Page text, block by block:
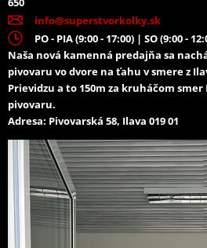
info@superstvorkolky.sk
PO - PIA (9:00 - 17:00) | SO (9:00 -
Naša nová kamenná predajňa sa
pivovaru vo dvore na ťahu v smere z
Prievidzu a to 150m za kruháčom smer
pivovaru.
Adresa: Pivovarská 58, Ilava 019 01